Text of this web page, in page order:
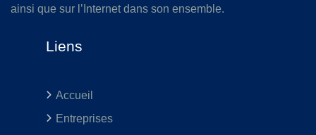
ainsi que sur l’Internet dans son ensemble.
Liens
Accueil
Entreprises